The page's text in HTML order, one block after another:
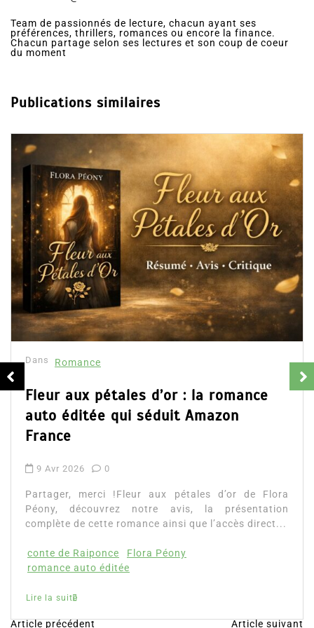
Team de passionnés de lecture, chacun ayant ses
préférences, thrillers, romances ou encore la finance.
Chacun partage selon ses lectures et son coup de coeur
du moment
Publications similaires
Dans Romance
Fleur aux pétales d’or : la romance
auto éditée qui séduit Amazon
France
9 Avr 2026 0
Partager, merci !Fleur aux pétales d’or de Flora
Péony, découvrez notre avis, la présentation
complète de cette romance ainsi que l’accès direct...
conte de Raiponce
Flora Péony
romance auto éditée
Lire la suite
Article précédent Article suivant